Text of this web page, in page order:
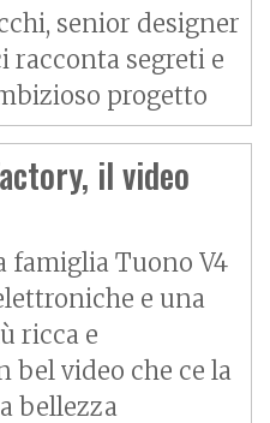
senior designer
racconta segreti e
progetto
il video
famiglia Tuono V4
e una
ricca e
bel video che ce la
bellezza